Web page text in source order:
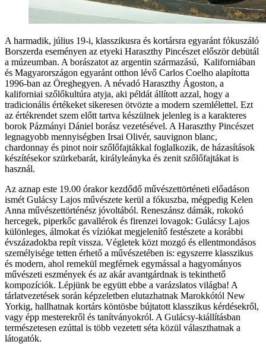
A harmadik, július 19-i, klasszikusra és kortársra egyaránt fókuszáló
Borszerda eseményen az etyeki Haraszthy Pincészet először debütál
a múzeumban. A borászatot az argentin származású, Kaliforniában
és Magyarországon egyaránt otthon lévő Carlos Coelho alapította
1996-ban az Öreghegyen. A névadó Haraszthy Ágoston, a
kaliforniai szőlőkultúra atyja, aki példát állított azzal, hogy a
tradicionális értékeket sikeresen ötvözte a modern szemlélettel. Ezt
az értékrendet szem előtt tartva készülnek jelenleg is a karakteres
borok Pázmányi Dániel borász vezetésével. A Haraszthy Pincészet
legnagyobb mennyiségben Irsai Olivér, sauvignon blanc,
chardonnay és pinot noir szőlőfajtákkal foglalkozik, de házasítások
készítésekor szürkebarát, királyleányka és zenit szőlőfajtákat is
használ.
Az aznap este 19.00 órakor kezdődő művészettörténeti előadáson
ismét Gulácsy Lajos művészete kerül a fókuszba, mégpedig Kelen
Anna művészettörténész jóvoltából. Reneszánsz dámák, rokokó
hercegek, piperkőc gavallérok és firenzei lovagok: Gulácsy Lajos
különleges, álmokat és víziókat megjelenítő festészete a korábbi
évszázadokba repít vissza. Végletek közt mozgó és ellentmondásos
személyisége tetten érhető a művészetében is: egyszerre klasszikus
és modern, ahol remekül megférnek egymással a hagyományos
művészeti eszmények és az akár avantgárdnak is tekinthető
kompozíciók. Lépjünk be együtt ebbe a varázslatos világba! A
tárlatvezetések során képzeletben elutazhatnak Marokkótól New
Yorkig, hallhatnak kortárs köntösbe bújtatott klasszikus kérdésekről,
vagy épp mesterekről és tanítványokról. A Gulácsy-kiállításban
természetesen ezúttal is több vezetett séta közül választhatnak a
látogatók.